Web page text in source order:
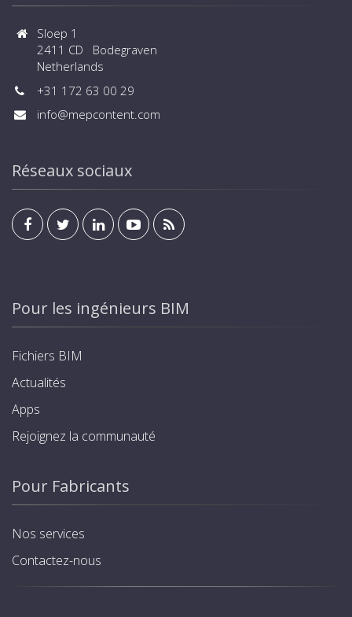
Sloep 1
2411 CD Bodegraven
Netherlands
+31 172 63 00 29
info@mepcontent.com
Réseaux sociaux
Pour les ingénieurs BIM
Fichiers BIM
Actualités
Apps
Rejoignez la communauté
Pour Fabricants
Nos services
Contactez-nous